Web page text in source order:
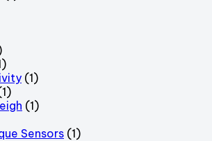
(1)
(1)
Sensors (1)